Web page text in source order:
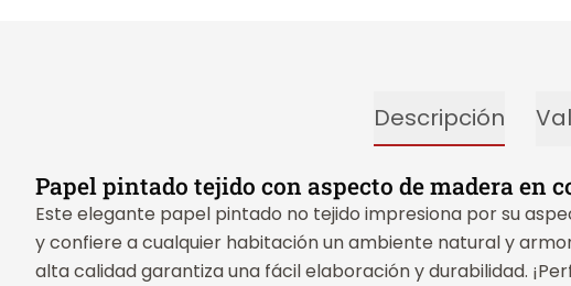
Descripción
Papel pintado tejido con aspecto de madera
Este elegante papel pintado no tejido impresiona por su
y confiere a cualquier habitación un ambiente natural y
alta calidad garantiza una fácil elaboración y durabilidad.